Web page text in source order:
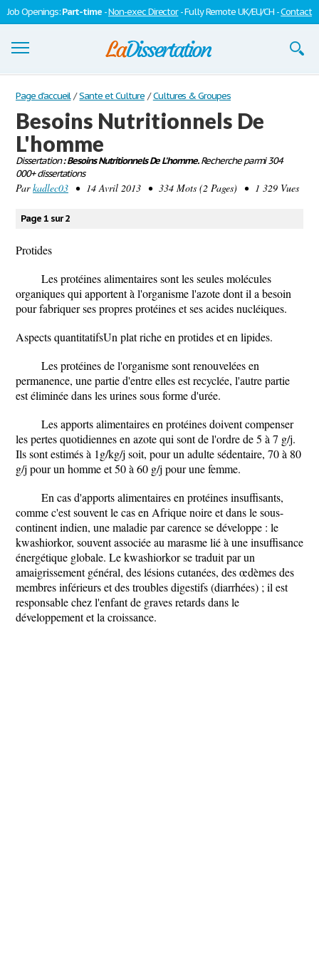
Job Openings:Part-time -Non-exec Director- Fully Remote UK/EU/CH -Contact
Dissertations
S'inscrire
Se connecter
Contactez-nous
Page d'accueil / Sante et Culture / Cultures & Groupes
Besoins Nutritionnels De
L'homme
Dissertation: Besoins Nutritionnels De L'homme.Recherche parmi 304
000+ dissertations
Parkadlec03 • 14 Avril 2013 • 334 Mots (2 Pages) • 1 329 Vues
Page 1 sur 2
Protides
Les protéines alimentaires sont les seules molécules
organiques qui apportent à l'organisme l'azote dont il a besoin
pour fabriquer ses propres protéines et ses acides nucléiques.
Aspects quantitatifsUn plat riche en protides et en lipides.
Les protéines de l'organisme sont renouvelées en
permanence, une partie d'entre elles est recyclée, l'autre partie
est éliminée dans les urines sous forme d'urée.
Les apports alimentaires en protéines doivent compenser
les pertes quotidiennes en azote qui sont de l'ordre de 5 à 7 g/j.
Ils sont estimés à 1g/kg/j soit, pour un adulte sédentaire, 70 à 80
g/j pour un homme et 50 à 60 g/j pour une femme.
En cas d'apports alimentaires en protéines insuffisants,
comme c'est souvent le cas en Afrique noire et dans le sous-
continent indien, une maladie par carence se développe : le
kwashiorkor, souvent associée au marasme lié à une insuffisance
énergétique globale. Le kwashiorkor se traduit par un
amaigrissement général, des lésions cutanées, des œdèmes des
membres inférieurs et des troubles digestifs (diarrhées) ; il est
responsable chez l'enfant de graves retards dans le
développement et la croissance.